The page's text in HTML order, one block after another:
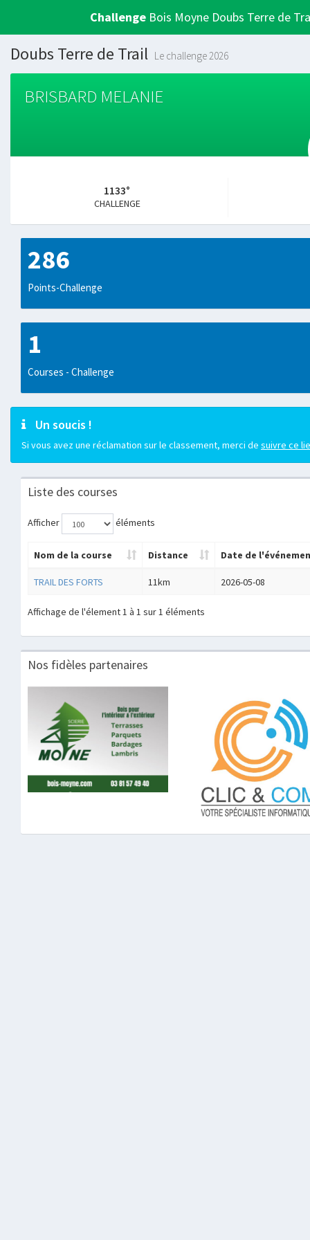
Challenge Bois Moyne Doubs Terre de
Doubs Terre de Trail Le challenge 2026
BRISBARD MELANIE
1133°
CHALLENGE
286
Points-Challenge
1
Courses - Challenge
Un soucis !
Si vous avez une réclamation sur le classement, merci de suivre ce
Liste des courses
Afficher éléments
Nom de la course Distance Date de
TRAIL DES FORTS 11km 2026-05-08
Affichage de l'élement 1 à 1 sur 1 éléments
Nos fidèles partenaires